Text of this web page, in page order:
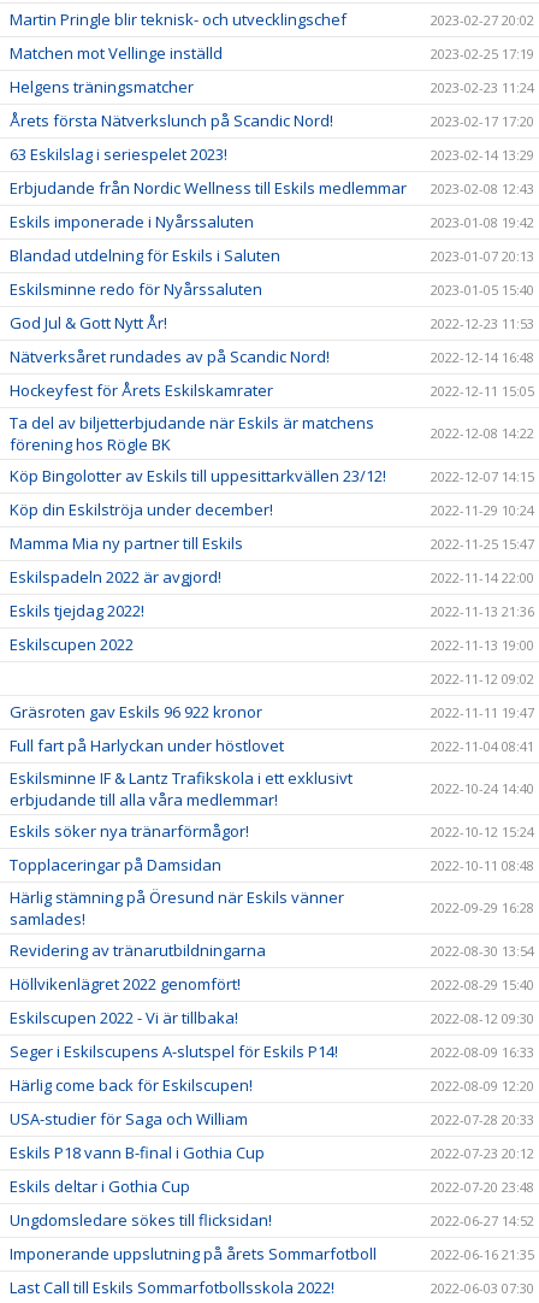
Martin Pringle blir teknisk- och utvecklingschef 2023-02-27 20:02
Matchen mot Vellinge inställd 2023-02-25 17:19
Helgens träningsmatcher 2023-02-23 11:24
Årets första Nätverkslunch på Scandic Nord! 2023-02-17 17:20
63 Eskilslag i seriespelet 2023! 2023-02-14 13:29
Erbjudande från Nordic Wellness till Eskils medlemmar 2023-02-08 12:43
Eskils imponerade i Nyårssaluten 2023-01-08 19:42
Blandad utdelning för Eskils i Saluten 2023-01-07 20:13
Eskilsminne redo för Nyårssaluten 2023-01-05 15:40
God Jul & Gott Nytt År! 2022-12-23 11:53
Nätverksåret rundades av på Scandic Nord! 2022-12-14 16:48
Hockeyfest för Årets Eskilskamrater 2022-12-11 15:05
Ta del av biljetterbjudande när Eskils är matchens
förening hos Rögle BK
2022-12-08 14:22
Köp Bingolotter av Eskils till uppesittarkvällen 23/12! 2022-12-07 14:15
Köp din Eskilströja under december! 2022-11-29 10:24
Mamma Mia ny partner till Eskils 2022-11-25 15:47
Eskilspadeln 2022 är avgjord! 2022-11-14 22:00
Eskils tjejdag 2022! 2022-11-13 21:36
Eskilscupen 2022
2022-11-13 19:00
2022-11-12 09:02
Gräsroten gav Eskils 96 922 kronor 2022-11-11 19:47
Full fart på Harlyckan under höstlovet 2022-11-04 08:41
Eskilsminne IF & Lantz Trafikskola i ett exklusivt
erbjudande till alla våra medlemmar!
2022-10-24 14:40
Eskils söker nya tränarförmågor! 2022-10-12 15:24
Topplaceringar på Damsidan 2022-10-11 08:48
Härlig stämning på Öresund när Eskils vänner
samlades!
2022-09-29 16:28
Revidering av tränarutbildningarna 2022-08-30 13:54
Höllvikenlägret 2022 genomfört! 2022-08-29 15:40
Eskilscupen 2022 - Vi är tillbaka! 2022-08-12 09:30
Seger i Eskilscupens A-slutspel för Eskils P14! 2022-08-09 16:33
Härlig come back för Eskilscupen! 2022-08-09 12:20
USA-studier för Saga och William 2022-07-28 20:33
Eskils P18 vann B-final i Gothia Cup 2022-07-23 20:12
Eskils deltar i Gothia Cup 2022-07-20 23:48
Ungdomsledare sökes till flicksidan! 2022-06-27 14:52
Imponerande uppslutning på årets Sommarfotboll 2022-06-16 21:35
Last Call till Eskils Sommarfotbollsskola 2022! 2022-06-03 07:30